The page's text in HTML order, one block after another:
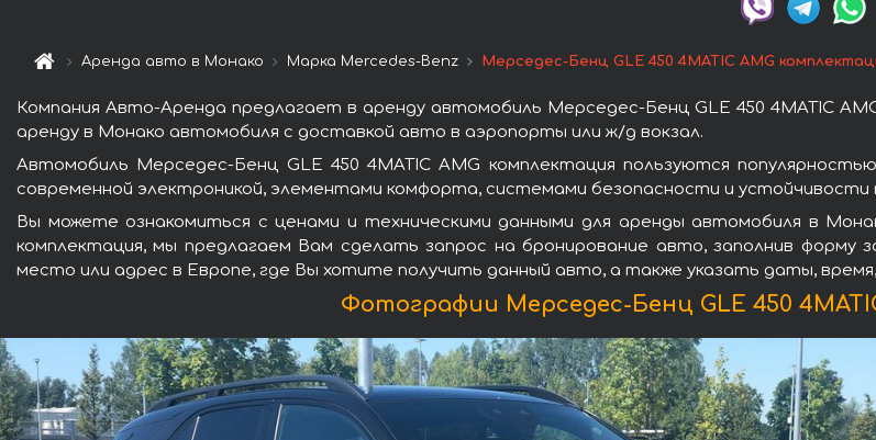
Аренда авто в Монако Марка Mercedes-Benz Мерседес-Бенц GLE 450 4MATIC AMG
Компания Авто-Аренда предлагает в аренду автомобиль Мерседес-Бенц GLE 450 4MATIC
аренду в Монако автомобиля с доставкой авто в аэропорты или ж/д вокзал.
Автомобиль Мерседес-Бенц GLE 450 4MATIC AMG комплектация пользуются
современной электроникой, элементами комфорта, системами безопасности и устойчивости
Вы можете ознакомиться с ценами и техническими данными для аренды автомобиля в
комплектация, мы предлагаем Вам сделать запрос на бронирование авто, заполнив
место или адрес в Европе, где Вы хотите получить данный авто, а также указать даты,
Фотографии Мерседес-Бенц GLE 450